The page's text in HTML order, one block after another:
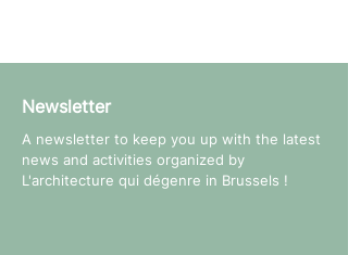
Newsletter
A newsletter to keep you up with the latest
news and activities organized by
L'architecture qui dégenre in Brussels !